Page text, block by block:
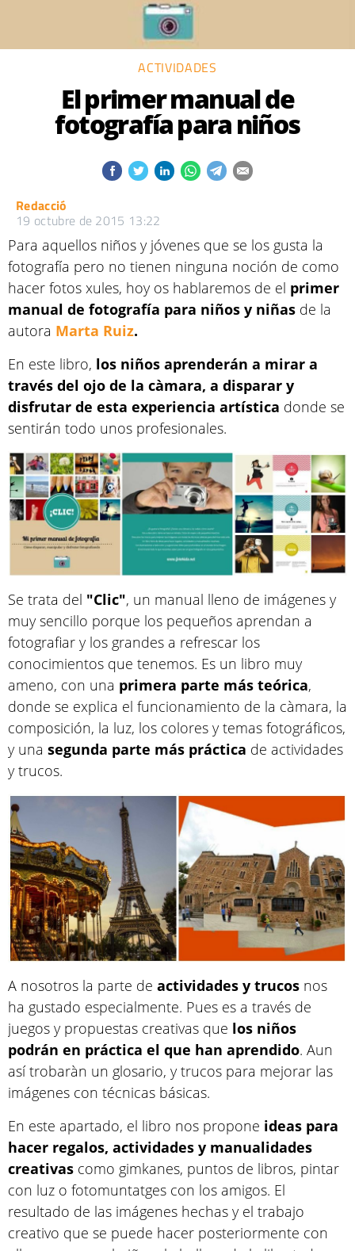
ACTIVIDADES
El primer manual de
fotografía para niños
Redacció
19 octubre de 2015 13:22
Para aquellos niños y jóvenes que se los gusta la
fotografía pero no tienen ninguna noción de como
hacer fotos xules, hoy os hablaremos de el primer
manual de fotografía para niños y niñas de la
autora Marta Ruiz.
En este libro, los niños aprenderán a mirar a
través del ojo de la càmara, a disparar y
disfrutar de esta experiencia artística donde se
sentirán todo unos profesionales.
Se trata del "Clic", un manual lleno de imágenes y
muy sencillo porque los pequeños aprendan a
fotografiar y los grandes a refrescar los
conocimientos que tenemos. Es un libro muy
ameno, con una primera parte más teórica,
donde se explica el funcionamiento de la càmara, la
composición, la luz, los colores y temas fotográficos,
y una segunda parte más práctica de actividades
y trucos.
A nosotros la parte de actividades y trucos nos
ha gustado especialmente. Pues es a través de
juegos y propuestas creativas que los niños
podrán en práctica el que han aprendido. Aun
así trobaràn un glosario, y trucos para mejorar las
imágenes con técnicas básicas.
En este apartado, el libro nos propone ideas para
hacer regalos, actividades y manualidades
creativas como gimkanes, puntos de libros, pintar
con luz o fotomuntatges con los amigos. El
resultado de las imágenes hechas y el trabajo
creativo que se puede hacer posteriormente con